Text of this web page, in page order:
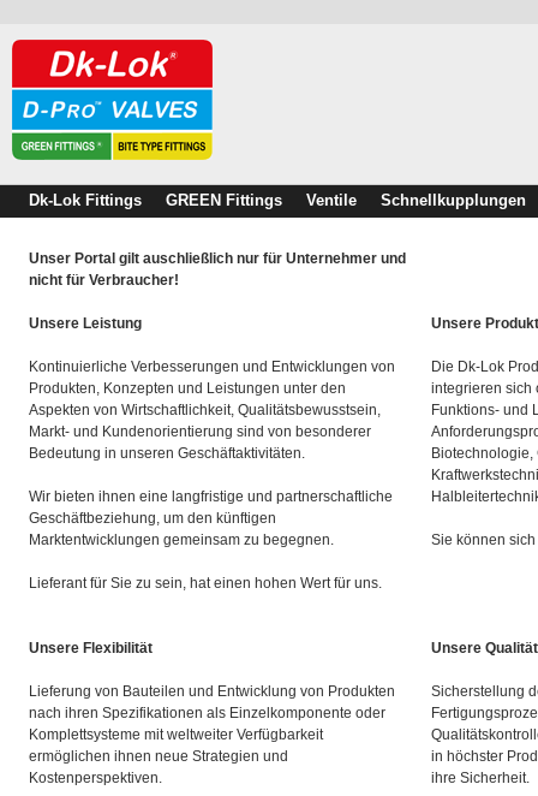
Dk-Lok Fittings GREEN Fittings Ventile Schnellkupplungen
Unser Portal gilt auschließlich nur für Unternehmer und
nicht für Verbraucher!
Unsere Leistung
Kontinuierliche Verbesserungen und Entwicklungen von
Produkten, Konzepten und Leistungen unter den
Aspekten von Wirtschaftlichkeit, Qualitätsbewusstsein,
Markt- und Kundenorientierung sind von besonderer
Bedeutung in unseren Geschäftaktivitäten.
Wir bieten ihnen eine langfristige und partnerschaftliche
Geschäftbeziehung, um den künftigen
Marktentwicklungen gemeinsam zu begegnen.
Lieferant für Sie zu sein, hat einen hohen Wert für uns.
Unsere
Die Dk-Lok
integrieren sich
Funktions- und
Sie können
Unsere Flexibilität
Lieferung von Bauteilen und Entwicklung von Produkten
nach ihren Spezifikationen als Einzelkomponente oder
Komplettsysteme mit weltweiter Verfügbarkeit
ermöglichen ihnen neue Strategien und
Kostenperspektiven.
Unsere Qualität
Sicherstellung
in höchster
ihre Sicherheit.